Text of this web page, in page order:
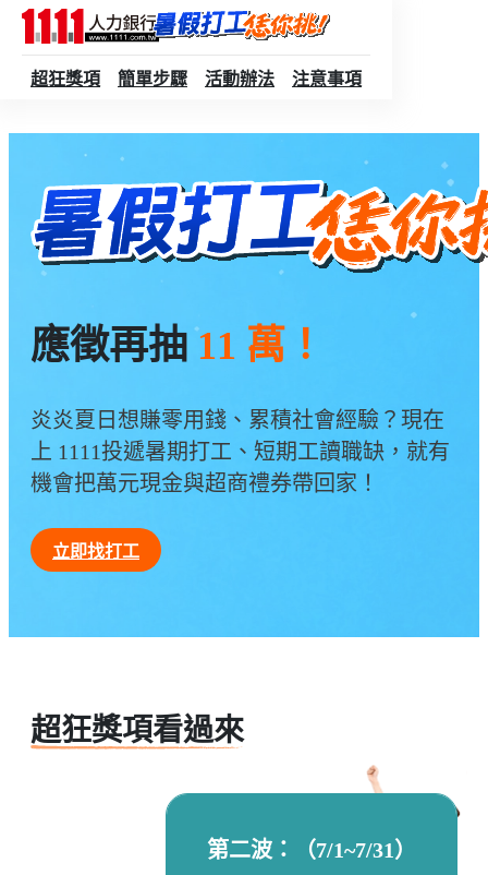
跳到主要內容
超狂獎項 簡單步驟 活動辦法 注意事項
應徵再抽 11 萬！
炎炎夏日想賺零用錢、累積社會經驗？現在
上 1111投遞暑期打工、短期工讀職缺，就有
機會把萬元現金與超商禮券帶回家！
立即找打工
超狂獎項看過來
第二波：（7/1~7/31）